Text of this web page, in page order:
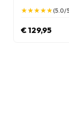
★
★★
★★
★★
★★
★(5.0/
€ 129,95